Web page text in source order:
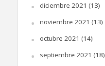
diciembre 2021 (13)
noviembre 2021 (13)
octubre 2021 (14)
septiembre 2021 (18)